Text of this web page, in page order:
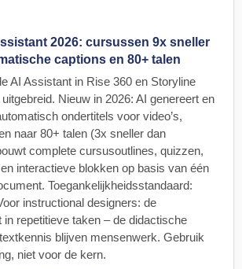
2026: cursussen 9x sneller
captions en 80+ talen
AI Assistant in Rise 360 en Storyline
Nieuw in 2026: AI genereert en
ondertitels voor video’s,
naar 80+ talen (3x sneller dan
complete cursusoutlines, quizzen,
interactieve blokken op basis van één
Toegankelijkheidsstandaard:
instructional designers: de
in repetitieve taken – de didactische
blijven mensenwerk. Gebruik
niet voor de kern.